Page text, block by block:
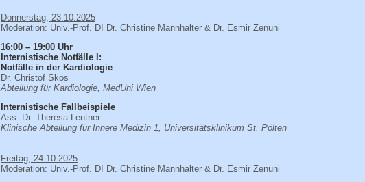
Donnerstag, 23.10.2025
Moderation: Univ.-Prof. DI Dr. Christine Mannhalter & Dr. Esmir Zenuni
16:00 – 19:00 Uhr
Internistische Notfälle I:
Notfälle in der Kardiologie
Dr. Christof Skos
Abteilung für Kardiologie, MedUni Wien
Internistische Fallbeispiele
Ass. Dr. Theresa Lentner
Klinische Abteilung für Innere Medizin 1, Universitätsklinikum St. Pölten
Freitag, 24.10.2025
Moderation: Univ.-Prof. DI Dr. Christine Mannhalter & Dr. Esmir Zenuni